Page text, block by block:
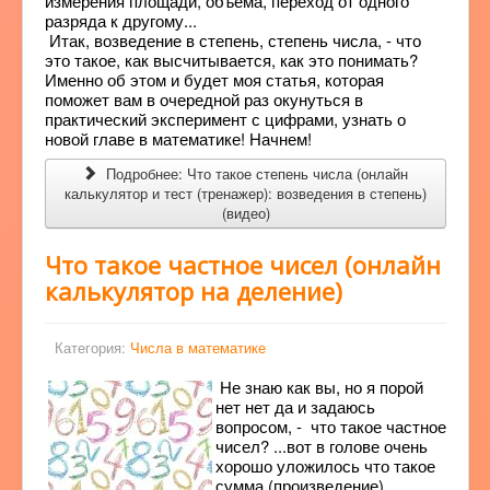
разряда к другому...
Итак, возведение в степень, степень числа, - что
это такое, как высчитывается, как это понимать?
Именно об этом и будет моя статья, которая
поможет вам в очередной раз окунуться в
практический эксперимент с цифрами, узнать о
новой главе в математике! Начнем!
Подробнее: Что такое степень числа (онлайн
калькулятор и тест (тренажер): возведения в степень)
(видео)
Что такое частное чисел (онлайн
калькулятор на деление)
Категория: Числа в математике
Не знаю как вы, но я порой
нет нет да и задаюсь
вопросом, - что такое частное
чисел? ...вот в голове очень
хорошо уложилось что такое
сумма (произведение),